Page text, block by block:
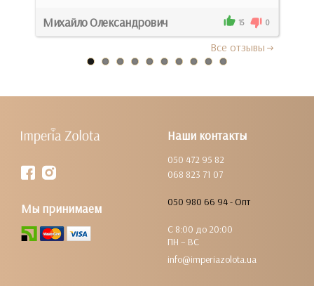
Михайло Олександрович 15 0
Все отзывы
Наши контакты
050 472 95 82
068 823 71 07
050 980 66 94 - Опт
С 8:00 до 20:00
ПН – ВС
info@imperiazolota.ua
Мы принимаем